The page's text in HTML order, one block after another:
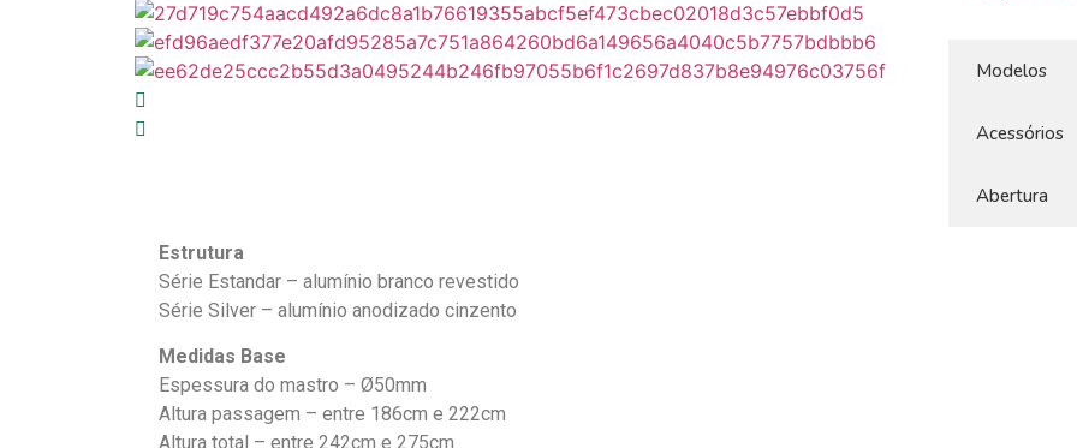
Modelos
Acessórios
Abertura
Estrutura
Série Estandar – alumínio branco revestido
Série Silver – alumínio anodizado cinzento
Medidas Base
Espessura do mastro – Ø50mm
Altura passagem – entre 186cm e 222cm
Altura total – entre 242cm e 275cm